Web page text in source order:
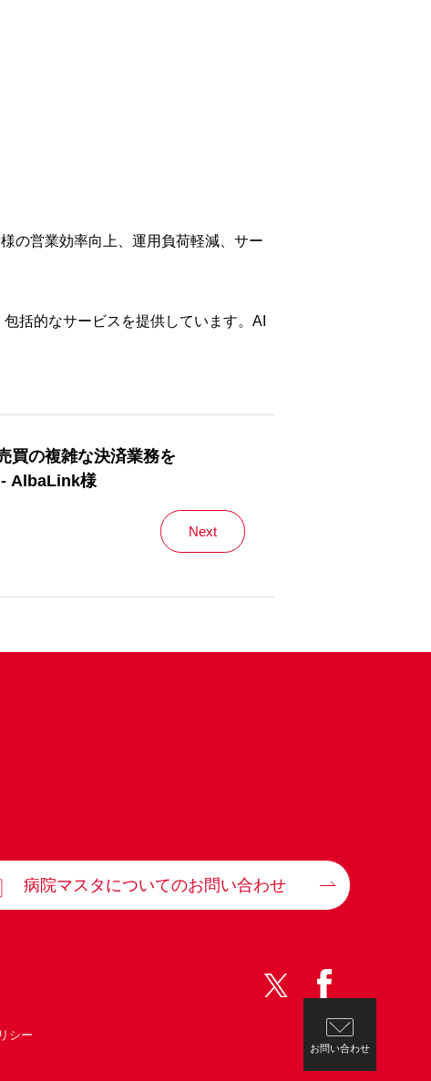
の営業効率向上、運用負荷軽減、サー
括的なサービスを提供しています。AI
買の複雑な決済業務を
AlbaLink様
Next
病院マスタについてのお問い合わせ
シー
お問い合わせ